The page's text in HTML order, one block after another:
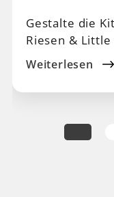
Gestalte die
Riesen & Little
Weiterlesen